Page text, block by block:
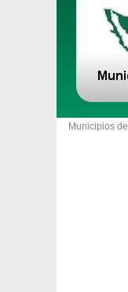
Municipios